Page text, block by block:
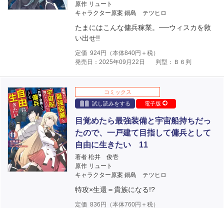
原作 リュート
キャラクター原案 鍋島 テツヒロ
たまにはこんな傭兵稼業。──ウィスカを救
い出せ!!
定価 924円（本体840円＋税）
発売日：2025年09月22日
判型：Ｂ６判
コミックス
試し読みをする
電子版
目覚めたら最強装備と宇宙船持ちだっ
たので、一戸建て目指して傭兵として
自由に生きたい 11
著者 松井 俊壱
原作 リュート
キャラクター原案 鍋島 テツヒロ
特攻×生還＝貴族になる!?
定価 836 円（本体760円＋税）